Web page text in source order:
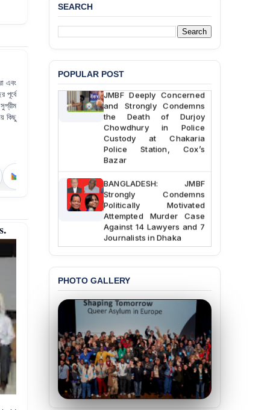
এবং
পূর্বে
কিছু
SEARCH
POPULAR POST
JMBF Deeply Concerned
and Strongly Condemns
the Death of Durjoy
Chowdhury in Police
Custody at Chakaria
Police Station, Cox’s
Bazar
BANGLADESH: JMBF
Strongly Condemns
Politically Motivated
Attempted Murder Case
Against 14 Lawyers and 7
Journalists in Dhaka
JOINT STATEMENT:
Condemning Politically
Motivated Exclusion,
Intimidation, and
Interference in the
Democratic Governance
of the Legal Profession in
Bangladesh
BANGLADESH ALERT:
Dismissal of Two
University Teachers on
Allegations of
“Blasphemy” — A Gross
PHOTO GALLERY